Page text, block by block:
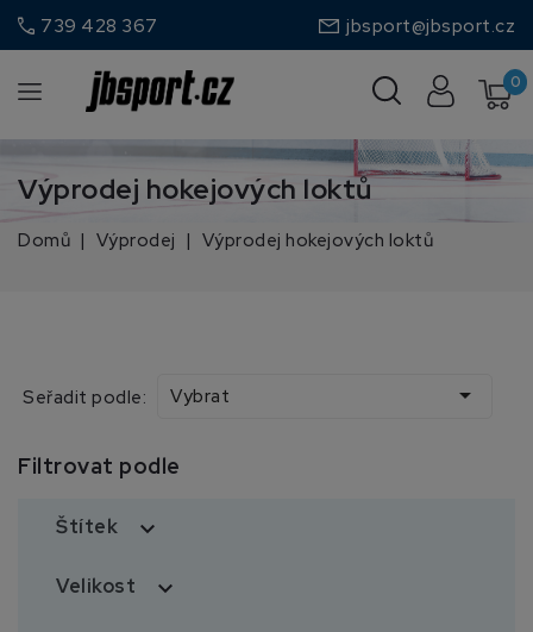
call 739 428 367 jbsport@jbsport.cz
0
Výprodej hokejových loktů
Domů Výprodej Výprodej hokejových loktů
Seřadit podle: Vybrat 
Filtrovat podle
Štítek 
Velikost 